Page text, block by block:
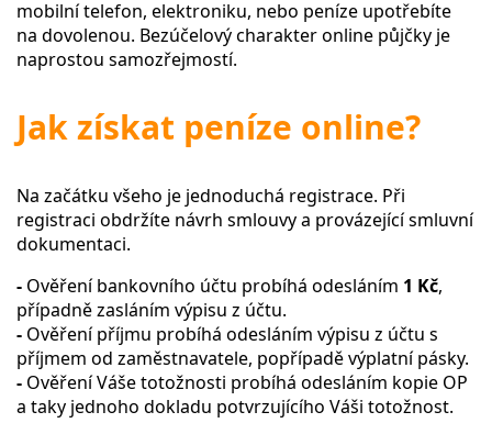
mobilní telefon, elektroniku, nebo peníze upotřebíte
na dovolenou. Bezúčelový charakter online půjčky je
naprostou samozřejmostí.
Jak získat peníze online?
Na začátku všeho je jednoduchá registrace. Při
registraci obdržíte návrh smlouvy a provázející smluvní
dokumentaci.
- Ověření bankovního účtu probíhá odesláním 1 Kč,
případně zasláním výpisu z účtu.
- Ověření příjmu probíhá odesláním výpisu z účtu s
příjmem od zaměstnavatele, popřípadě výplatní pásky.
- Ověření Váše totožnosti probíhá odesláním kopie OP
a taky jednoho dokladu potvrzujícího Váši totožnost.